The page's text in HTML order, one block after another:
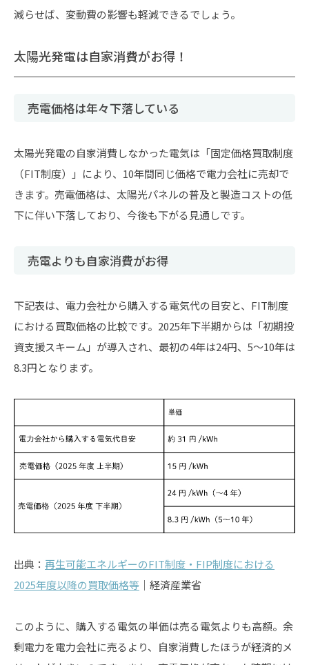
減らせば、変動費の影響も軽減できるでしょう。
太陽光発電は自家消費がお得！
売電価格は年々下落している
太陽光発電の自家消費しなかった電気は「固定価格買取制度
（FIT制度）」により、10年間同じ価格で電力会社に売却で
きます。売電価格は、太陽光パネルの普及と製造コストの低
下に伴い下落しており、今後も下がる見通しです。
売電よりも自家消費がお得
下記表は、電力会社から購入する電気代の目安と、FIT制度
における買取価格の比較です。2025年下半期からは「初期投
資支援スキーム」が導入され、最初の4年は24円、5〜10年は
8.3円となります。
出典： 再生可能エネルギーのFIT制度・FIP制度における
2025年度以降の買取価格等 │経済産業省
このように、購入する電気の単価は売る電気よりも高額。余
剰電力を電力会社に売るより、自家消費したほうが経済的メ